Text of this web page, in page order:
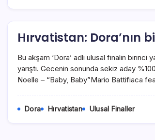
Hırvatistan: Dora’nın
Bu akşam ‘Dora’ adlı ulusal finalin birinci
yarıştı. Gecenin sonunda sekiz aday
Noelle – “Baby, Baby”Mario Battifiaca
Dora Hırvatistan Ulusal Finaller